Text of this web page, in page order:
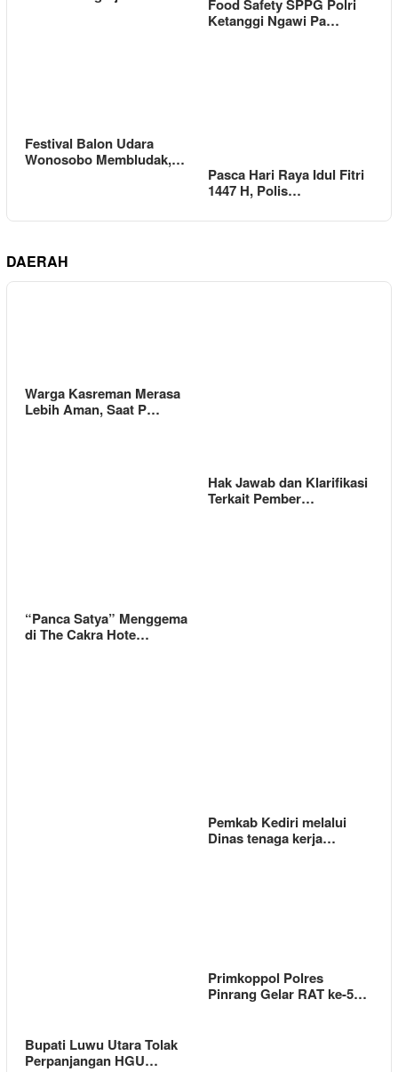
Food Safety SPPG Polri
Ketanggi Ngawi Pa…
Festival Balon Udara
Wonosobo Membludak,…
Pasca Hari Raya Idul Fitri
1447 H, Polis…
DAERAH
Warga Kasreman Merasa
Lebih Aman, Saat P…
Hak Jawab dan Klarifikasi
Terkait Pember…
“Panca Satya” Menggema
di The Cakra Hote…
Pemkab Kediri melalui
Dinas tenaga kerja…
Bupati Luwu Utara Tolak
Perpanjangan HGU…
Primkoppol Polres
Pinrang Gelar RAT ke-5…